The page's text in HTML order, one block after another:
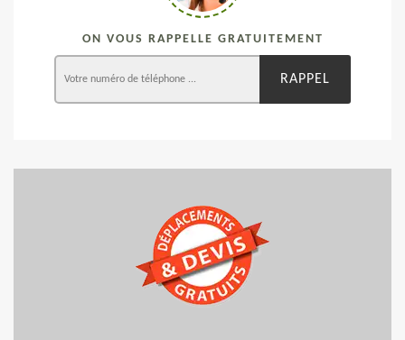
ON VOUS RAPPELLE GRATUITEMENT